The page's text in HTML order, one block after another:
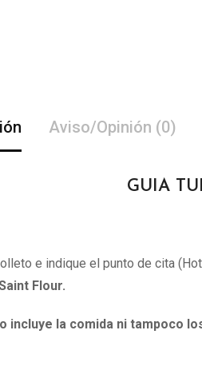
Aviso/Opinión (0)
GUIA
e indique el punto de cita
Flour.
incluye la comida ni tampoco